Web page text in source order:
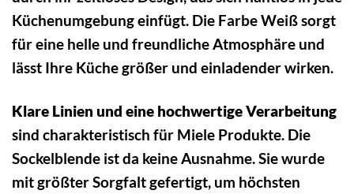
Küchenumgebung einfügt. Die Farbe Weiß sorgt
für eine helle und freundliche Atmosphäre und
lässt Ihre Küche größer und einladender wirken.
Klare Linien und eine hochwertige Verarbeitung
sind charakteristisch für Miele Produkte. Die
Sockelblende ist da keine Ausnahme. Sie wurde
mit größter Sorgfalt gefertigt, um höchsten